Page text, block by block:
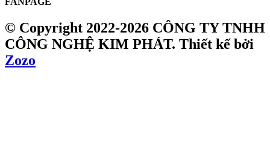
© Copyright 2022-2026 CÔNG TY TNHH
CÔNG NGHỆ KIM PHÁT. Thiết kế bởi
Zozo